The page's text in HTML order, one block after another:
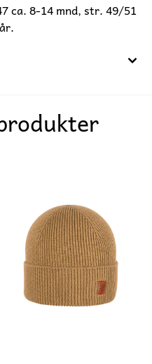
ca. 8-14 mnd, str. 49/51